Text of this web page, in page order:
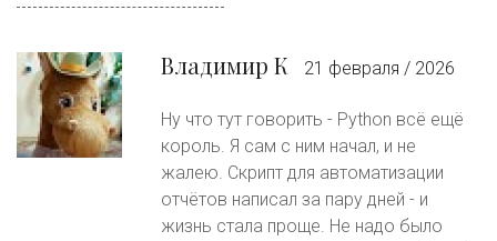
Владимир К 21 февраля / 2026
Ну что тут говорить - Python всё ещё
король. Я сам с ним начал, и не
жалею. Скрипт для автоматизации
отчётов написал за пару дней - и
жизнь стала проще. Не надо было